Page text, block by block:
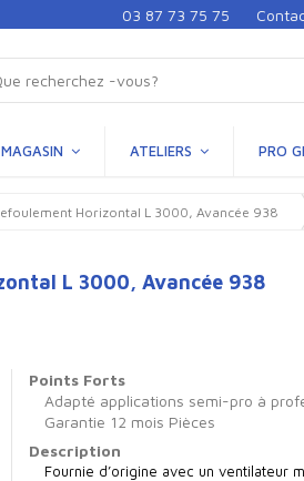
03 87 73 75 75
MAGASIN ATELIERS PRO
Horizontal L 3000, Avancée 938
L 3000, Avancée 938
Points Forts
Adapté applications semi-pro à
Garantie 12 mois Pièces
Description
Fournie d’origine avec un ventilateur